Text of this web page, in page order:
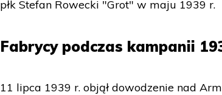
płk Stefan Rowecki "Grot" w maju 1939 r.
Fabrycy podczas kampanii
11 lipca 1939 r. objął dowodzenie nad